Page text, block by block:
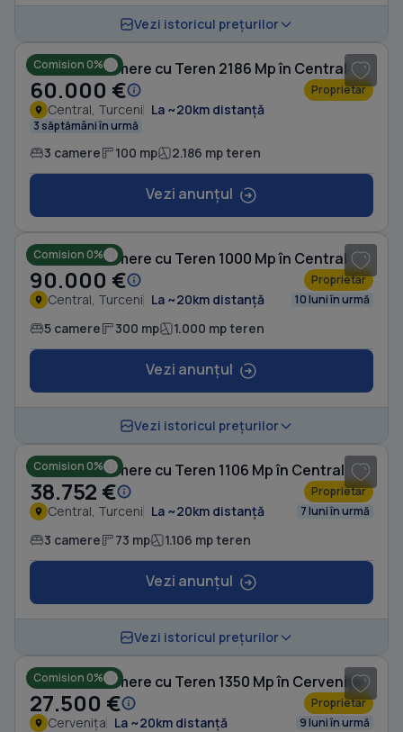
Vezi istoricul prețurilor
Comision 0%
Casă cu 3 camere cu Teren 2186 Mp în Central
60.000 € Proprietar
Central, Turceni La ~20km distanță
3 săptămâni în urmă
3 camere 100 mp 2.186 mp teren
Vezi anunțul
Comision 0%
Casă cu 5 camere cu Teren 1000 Mp în Central
90.000 € Proprietar
Central, Turceni La ~20km distanță 10 luni în urmă
5 camere 300 mp 1.000 mp teren
Vezi anunțul
Vezi istoricul prețurilor
Comision 0%
Casă cu 3 camere cu Teren 1106 Mp în Central
38.752 € Proprietar
Central, Turceni La ~20km distanță 7 luni în urmă
3 camere 73 mp 1.106 mp teren
Vezi anunțul
Vezi istoricul prețurilor
Comision 0%
Casă cu 3 camere cu Teren 1350 Mp în Cervenița
27.500 € Proprietar
Cervenița La ~20km distanță 9 luni în urmă